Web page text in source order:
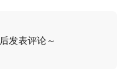
后发表评论～